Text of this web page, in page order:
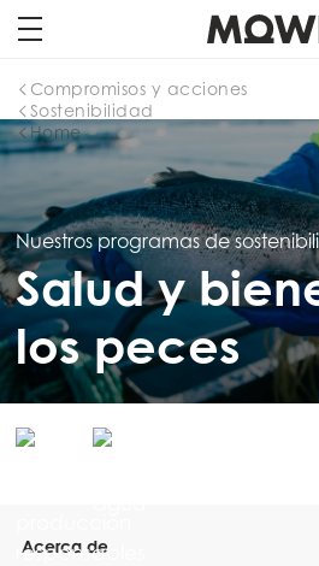
Home
Sostenibilidad
Compromisos y acciones
Nuestros programas de
Salud y
los peces
Acerca de